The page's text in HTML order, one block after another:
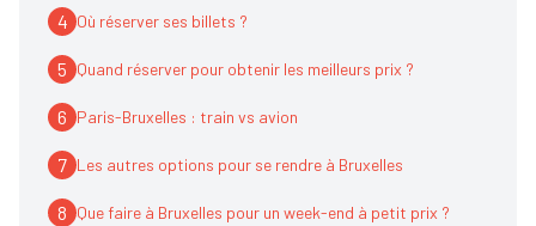
4 Où réserver ses billets ?
5 Quand réserver pour obtenir les meilleurs prix ?
6 Paris-Bruxelles : train vs avion
7 Les autres options pour se rendre à Bruxelles
8 Que faire à Bruxelles pour un week-end à petit prix ?